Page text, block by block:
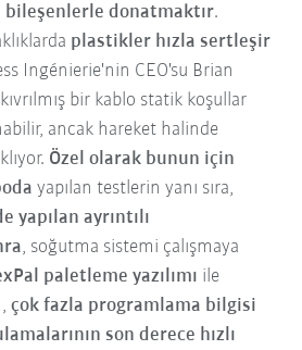
bileşenlerle donatmaktır.
plastikler hızla sertleşir
Ingénierie'nin CEO'su Brian
bir kablo statik koşullar
ancak hareket halinde
Özel olarak bunun için
yapılan testlerin yanı sıra,
ayrıntılı
, soğutma sistemi çalışmaya
paletleme yazılımı ile
çok fazla programlama bilgisi
son derece hızlı